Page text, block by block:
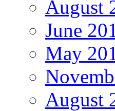
August
June
May
August